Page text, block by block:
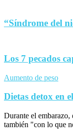
“Síndrome del
Los 7 pecados
Aumento de peso
Dietas detox en
Durante el embarazo,
también "con lo que